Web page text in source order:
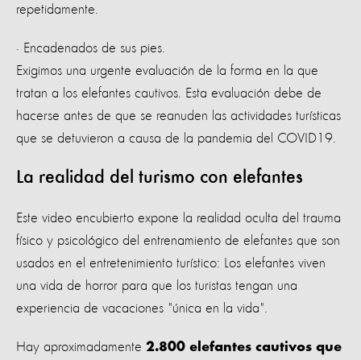
repetidamente.
· Encadenados de sus pies.
Exigimos una urgente evaluación de la forma en la que
tratan a los elefantes cautivos. Esta evaluación debe de
hacerse antes de que se reanuden las actividades turísticas
que se detuvieron a causa de la pandemia del COVID19.
La realidad del turismo con elefantes
Este video encubierto expone la realidad oculta del trauma
físico y psicológico del entrenamiento de elefantes que son
usados en el entretenimiento turístico: Los elefantes viven
una vida de horror para que los turistas tengan una
experiencia de vacaciones "única en la vida".
Hay aproximadamente 2.800 elefantes cautivos que